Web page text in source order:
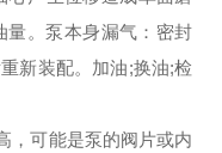
量。泵本身漏气：密封
新装配。加油;换油;检
可能是泵的阀片或内